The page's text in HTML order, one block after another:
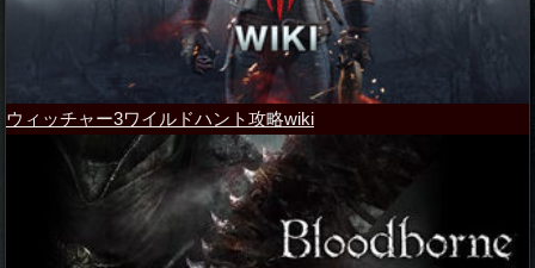
ウィッチャー3ワイルドハント攻略wiki